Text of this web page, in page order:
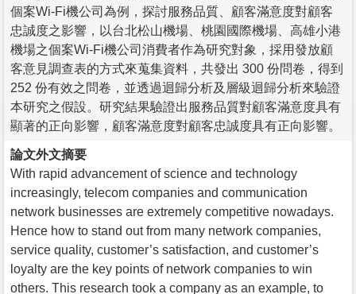
個案Wi-Fi機公司為例，探討服務品質、顧客滿意度對顧客
忠誠度之影響，以台北松山機場、桃園國際機場、高雄小港
機場之個案Wi-Fi機公司消費者作為研究對象，採用發放顧
客意見調查表的方式來蒐集資料，共發出 300 份問卷，得到
252 份有效之問卷，並透過迴歸分析及層級迴歸分析來驗證
本研究之假設。研究結果驗證出服務品質對顧客滿意度具有
顯著的正向影響，顧客滿意度對顧客忠誠度具有正向影響。
論文外文摘要
With rapid advancement of science and technology
increasingly, telecom companies and communication
network businesses are extremely competitive nowadays.
Hence how to stand out from many network companies,
service quality, customer’s satisfaction, and customer’s
loyalty are the key points of network companies to win
others. This research took a company as an example, to